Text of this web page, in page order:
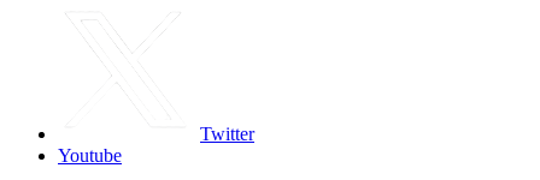
Twitter
Youtube